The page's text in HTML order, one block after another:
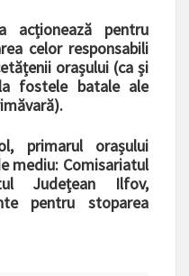
acționează pentru
celor responsabili
orașului (ca și
fostele batale ale
primarul orașului
mediu: Comisariatul
Județean Ilfov,
pentru stoparea